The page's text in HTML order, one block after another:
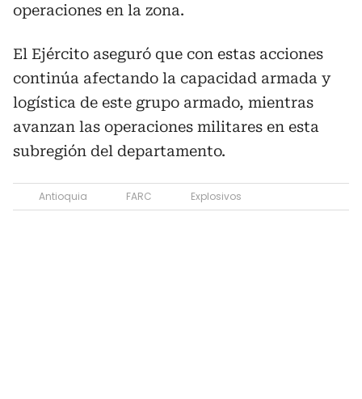
operaciones en la zona.
El Ejército aseguró que con estas acciones
continúa afectando la capacidad armada y
logística de este grupo armado, mientras
avanzan las operaciones militares en esta
subregión del departamento.
Antioquia FARC Explosivos